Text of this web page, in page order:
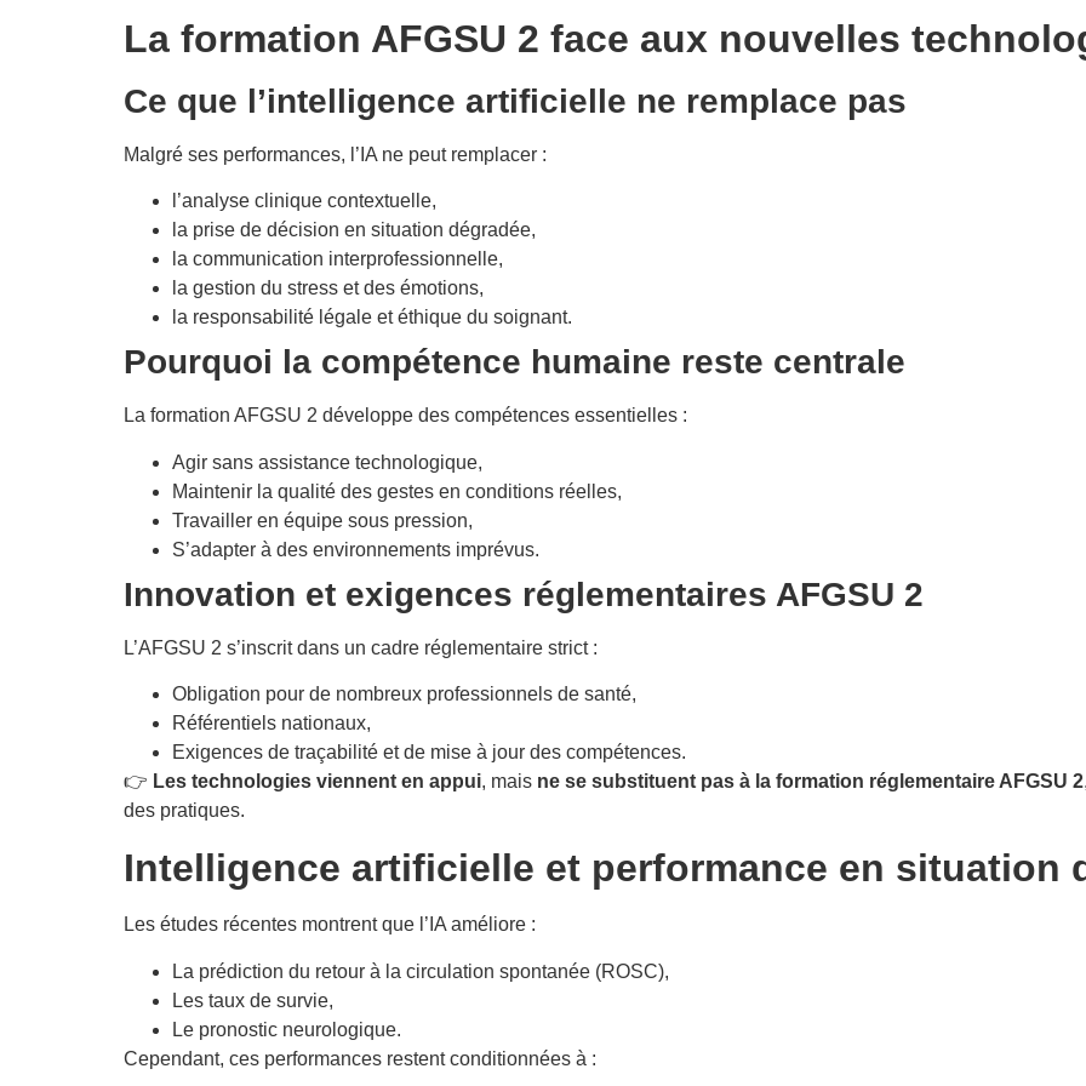
La formation AFGSU 2 face aux nouvelles
Ce que l’intelligence artificielle ne remplace pas
Malgré ses performances, l’IA ne peut remplacer :
l’analyse clinique contextuelle,
la prise de décision en situation dégradée,
la communication interprofessionnelle,
la gestion du stress et des émotions,
la responsabilité légale et éthique du soignant.
Pourquoi la compétence humaine reste centrale
La formation AFGSU 2 développe des compétences essentielles :
Agir sans assistance technologique,
Maintenir la qualité des gestes en conditions réelles,
Travailler en équipe sous pression,
S’adapter à des environnements imprévus.
Innovation et exigences réglementaires AFGSU 2
L’AFGSU 2 s’inscrit dans un cadre réglementaire strict :
Obligation pour de nombreux professionnels de santé,
Référentiels nationaux,
Exigences de traçabilité et de mise à jour des compétences.
👉 Les technologies viennent en appui, mais ne se substituent pas à la formation réglementaire AFGSU 2
des pratiques.
Intelligence artificielle et performance en situation
Les études récentes montrent que l’IA améliore :
La prédiction du retour à la circulation spontanée (ROSC),
Les taux de survie,
Le pronostic neurologique.
Cependant, ces performances restent conditionnées à :